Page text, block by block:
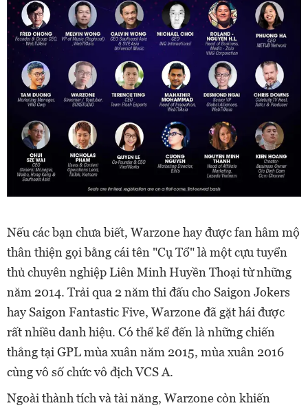
Nếu các bạn chưa biết, Warzone hay được fan hâm mộ
thân thiện gọi bằng cái tên "Cụ Tổ" là một cựu tuyển
thủ chuyên nghiệp Liên Minh Huyền Thoại từ những
năm 2014. Trải qua 2 năm thi đấu cho Saigon Jokers
hay Saigon Fantastic Five, Warzone đã gặt hái được
rất nhiều danh hiệu. Có thể kể đến là những chiến
thắng tại GPL mùa xuân năm 2015, mùa xuân 2016
cùng vô số chức vô địch VCS A.
Ngoài thành tích và tài năng, Warzone còn khiến